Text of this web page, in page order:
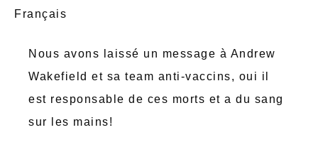
Français
Nous avons laissé un message à Andrew
Wakefield et sa team anti-vaccins, oui il
est responsable de ces morts et a du sang
sur les mains!